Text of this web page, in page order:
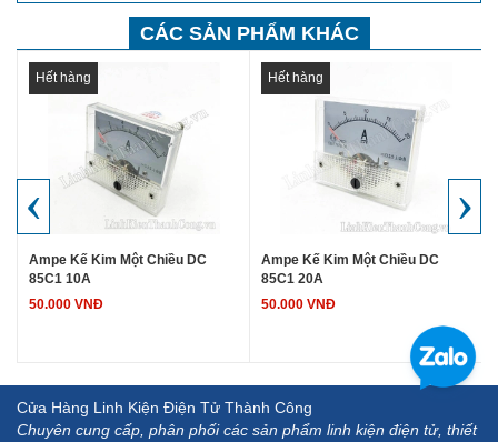
CÁC SẢN PHẨM KHÁC
Hết hàng
Ampe Kế Kim Một Chiều DC
85C1 10A
50.000 VNĐ
Hết hàng
Ampe Kế Kim Một Chiều DC
85C1 20A
50.000 VNĐ
‹ ›
Cửa Hàng Linh Kiện Điện Tử Thành Công
Chuyên cung cấp, phân phối các sản phẩm linh kiện điện tử, thiết